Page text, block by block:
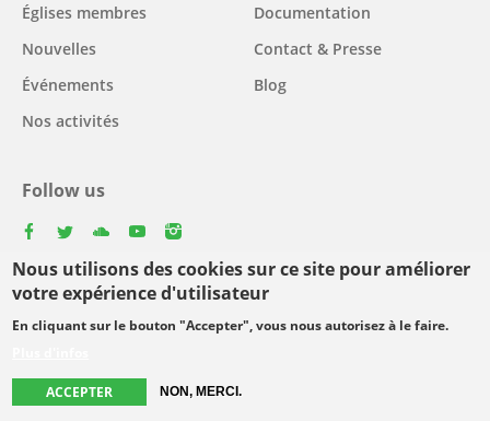
Nous utilisons des cookies sur ce site pour améliorer
votre expérience d'utilisateur
En cliquant sur le bouton "Accepter", vous nous autorisez à le faire.
ACCEPTER NON, MERCI.
navigation
Églises membres
Nouvelles
Événements
Nos activités
Documentation
Contact & Presse
Blog
Follow us
Select
your
Footer
Protection des données personnelles